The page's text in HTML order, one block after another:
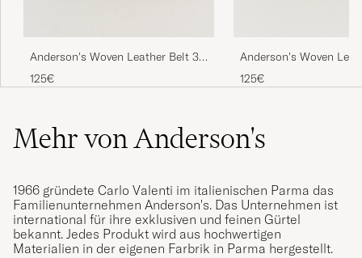
Anderson's Woven Leather Belt 3
cm Cognac
125€
Anderson's Woven
cm Dark Brown
125€
Mehr von Anderson's
1966 gründete Carlo Valenti im italienischen Parma das
Familienunternehmen Anderson's. Das Unternehmen ist
international für ihre exklusiven und feinen Gürtel
bekannt. Jedes Produkt wird aus hochwertigen
Materialien in der eigenen Farbrik in Parma hergestellt.